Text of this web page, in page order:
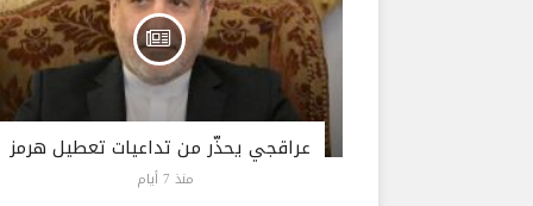
عراقجي يحذّر من تداعيات تعطيل هرمز
منذ 7 أيام